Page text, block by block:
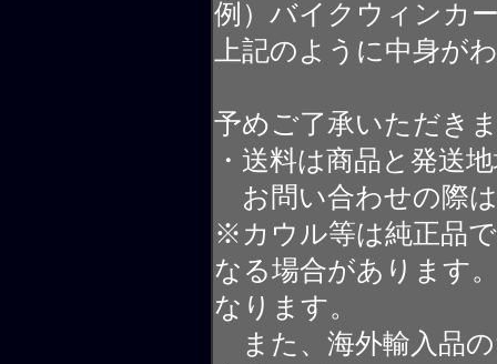
例）バイクウィンカ
上記のように中身が
予めご了承いただき
・送料は商品と発送
お問い合わせの際
※カウル等は純正品
なる場合があります
なります。
また、海外輸入品